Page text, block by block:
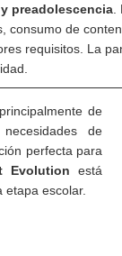
preadolescencia
consumo de
requisitos. La
de
de
perfecta para
Evolution está
escolar.